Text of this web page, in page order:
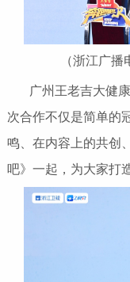
（浙江广
广州王老吉大健
次合作不仅是简单的
鸣、在内容上的共创
吧》一起，为大家打